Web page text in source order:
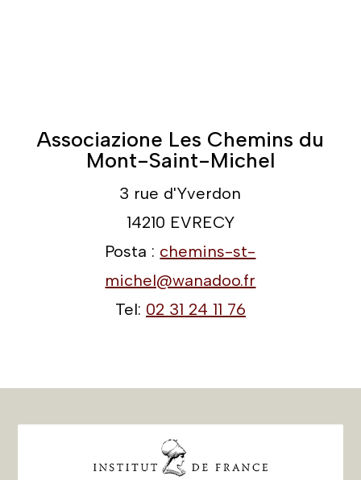
Associazione Les Chemins du
Mont-Saint-Michel
3 rue d'Yverdon
14210 EVRECY
Posta : chemins-st-
michel@wanadoo.fr
Tel: 02 31 24 11 76